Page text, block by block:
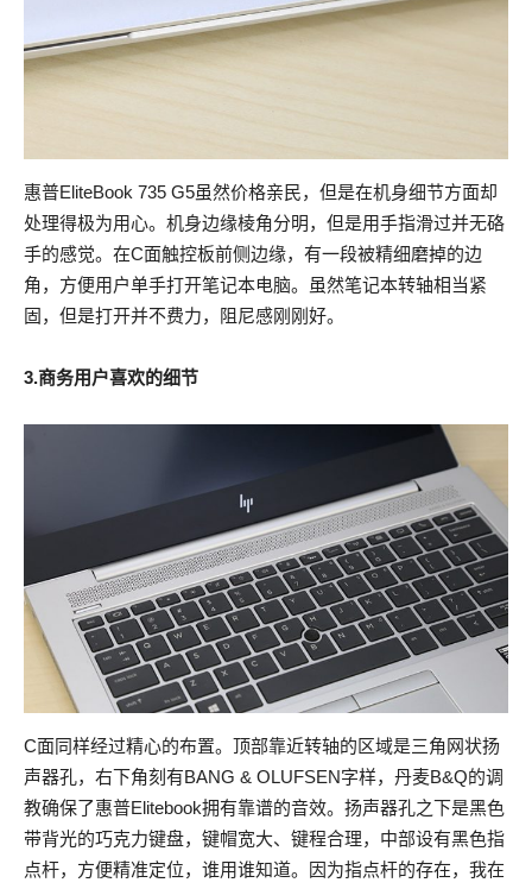
惠普EliteBook 735 G5虽然价格亲民，但是在机身细节方面却
处理得极为用心。机身边缘棱角分明，但是用手指滑过并无硌
手的感觉。在C面触控板前侧边缘，有一段被精细磨掉的边
角，方便用户单手打开笔记本电脑。虽然笔记本转轴相当紧
固，但是打开并不费力，阻尼感刚刚好。
3.商务用户喜欢的细节
C面同样经过精心的布置。顶部靠近转轴的区域是三角网状扬
声器孔，右下角刻有BANG & OLUFSEN字样，丹麦B&Q的调
教确保了惠普Elitebook拥有靠谱的音效。扬声器孔之下是黑色
带背光的巧克力键盘，键帽宽大、键程合理，中部设有黑色指
点杆，方便精准定位，谁用谁知道。因为指点杆的存在，我在